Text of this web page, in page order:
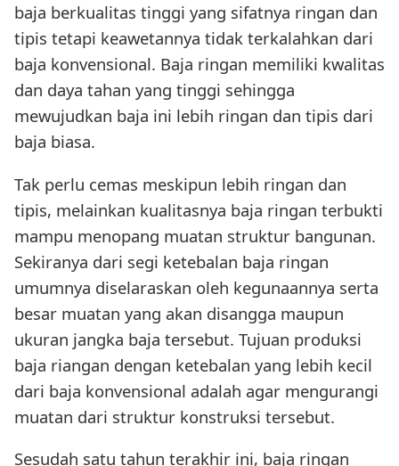
baja berkualitas tinggi yang sifatnya ringan dan
tipis tetapi keawetannya tidak terkalahkan dari
baja konvensional. Baja ringan memiliki kwalitas
dan daya tahan yang tinggi sehingga
mewujudkan baja ini lebih ringan dan tipis dari
baja biasa.
Tak perlu cemas meskipun lebih ringan dan
tipis, melainkan kualitasnya baja ringan terbukti
mampu menopang muatan struktur bangunan.
Sekiranya dari segi ketebalan baja ringan
umumnya diselaraskan oleh kegunaannya serta
besar muatan yang akan disangga maupun
ukuran jangka baja tersebut. Tujuan produksi
baja riangan dengan ketebalan yang lebih kecil
dari baja konvensional adalah agar mengurangi
muatan dari struktur konstruksi tersebut.
Sesudah satu tahun terakhir ini, baja ringan